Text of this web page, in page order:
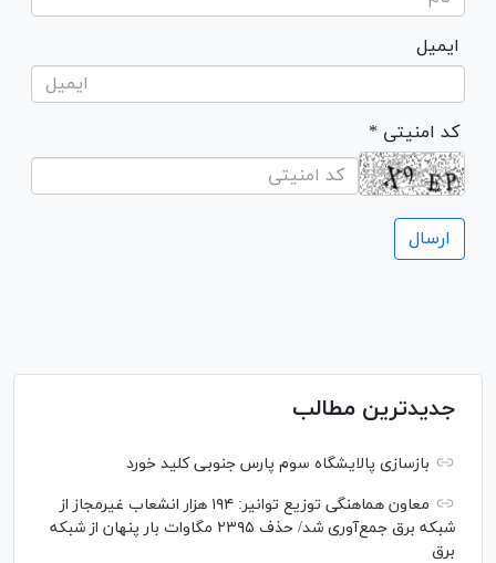
ایمیل
* کد امنیتی
جدیدترین مطالب
بازسازی پالایشگاه سوم پارس جنوبی کلید خورد
معاون هماهنگی توزیع توانیر: ۱۹۴ هزار انشعاب غیرمجاز از
شبکه برق جمع‌آوری شد/ حذف ۲۳۹۵ مگاوات بار پنهان از شبکه
برق